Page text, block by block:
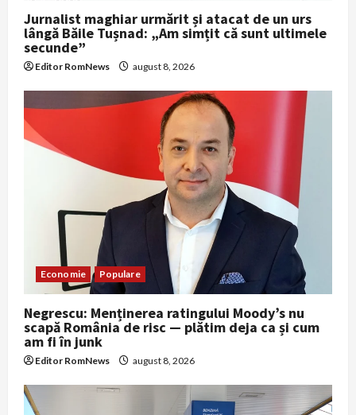
Jurnalist maghiar urmărit și atacat de un urs
lângă Băile Tușnad: „Am simțit că sunt ultimele
secunde”
Editor RomNews august 8, 2026
Economie Populare
Negrescu: Menținerea ratingului Moody’s nu
scapă România de risc — plătim deja ca și cum
am fi în junk
Editor RomNews august 8, 2026